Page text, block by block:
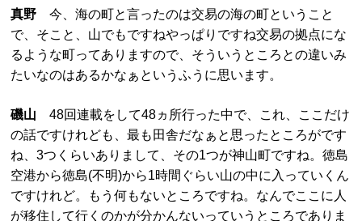
真野 今、海の町と言ったのは交易の海の町ということ
で、そこと、山でもですねやっぱりですね交易の拠点にな
るような町ってありますので、そういうところとの違いみ
たいなのはあるかなぁというふうに思います。
磯山 48回連載をして48ヵ所行った中で、これ、ここだけ
の話ですけれども、最も田舎だなぁと思ったところがです
ね、3つくらいありまして、その1つが神山町ですね。徳島
空港から徳島(不明)から1時間ぐらい山の中に入っていくん
ですけれど。もう何もないところですね。なんでここに人
が移住して行くのかが分かんないっていうところでありま